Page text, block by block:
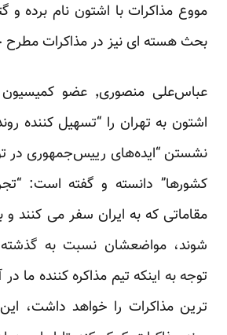
مووع مذاکرات با اشتون نام برده و
بحث هسته ای نیز در مذاکرات
اشتون به تهران را “تسهیل کننده
نشستن “ایده‌های رییس‌جمهوری در
کشورها” دانسته و گفته است:
مقاماتی که به ایران سفر می کنند و
شوند، مواضعشان نسبت به
توجه به اینکه تیم مذاکره کننده ما در
ترین مذاکرات را خواهد داشت،